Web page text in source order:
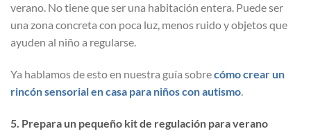
verano. No tiene que ser una habitación entera. Puede ser
una zona concreta con poca luz, menos ruido y objetos que
ayuden al niño a regularse.
Ya hablamos de esto en nuestra guía sobrecómo crear un
rincón sensorial en casa para niños con autismo
5. Prepara un pequeño kit de regulación para verano